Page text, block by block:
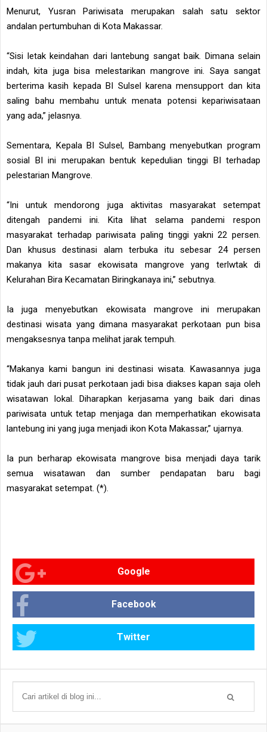
Menurut, Yusran Pariwisata merupakan salah satu sektor
andalan pertumbuhan di Kota Makassar.
“Sisi letak keindahan dari lantebung sangat baik. Dimana selain
indah, kita juga bisa melestarikan mangrove ini. Saya sangat
berterima kasih kepada BI Sulsel karena mensupport dan kita
saling bahu membahu untuk menata potensi kepariwisataan
yang ada,” jelasnya.
Sementara, Kepala BI Sulsel, Bambang menyebutkan program
sosial BI ini merupakan bentuk kepedulian tinggi BI terhadap
pelestarian Mangrove.
“Ini untuk mendorong juga aktivitas masyarakat setempat
ditengah pandemi ini. Kita lihat selama pandemi respon
masyarakat terhadap pariwisata paling tinggi yakni 22 persen.
Dan khusus destinasi alam terbuka itu sebesar 24 persen
makanya kita sasar ekowisata mangrove yang terlwtak di
Kelurahan Bira Kecamatan Biringkanaya ini,” sebutnya.
Ia juga menyebutkan ekowisata mangrove ini merupakan
destinasi wisata yang dimana masyarakat perkotaan pun bisa
mengaksesnya tanpa melihat jarak tempuh.
“Makanya kami bangun ini destinasi wisata. Kawasannya juga
tidak jauh dari pusat perkotaan jadi bisa diakses kapan saja oleh
wisatawan lokal. Diharapkan kerjasama yang baik dari dinas
pariwisata untuk tetap menjaga dan memperhatikan ekowisata
lantebung ini yang juga menjadi ikon Kota Makassar,” ujarnya.
Ia pun berharap ekowisata mangrove bisa menjadi daya tarik
semua wisatawan dan sumber pendapatan baru bagi
masyarakat setempat. (*).
Google
Facebook
Twitter